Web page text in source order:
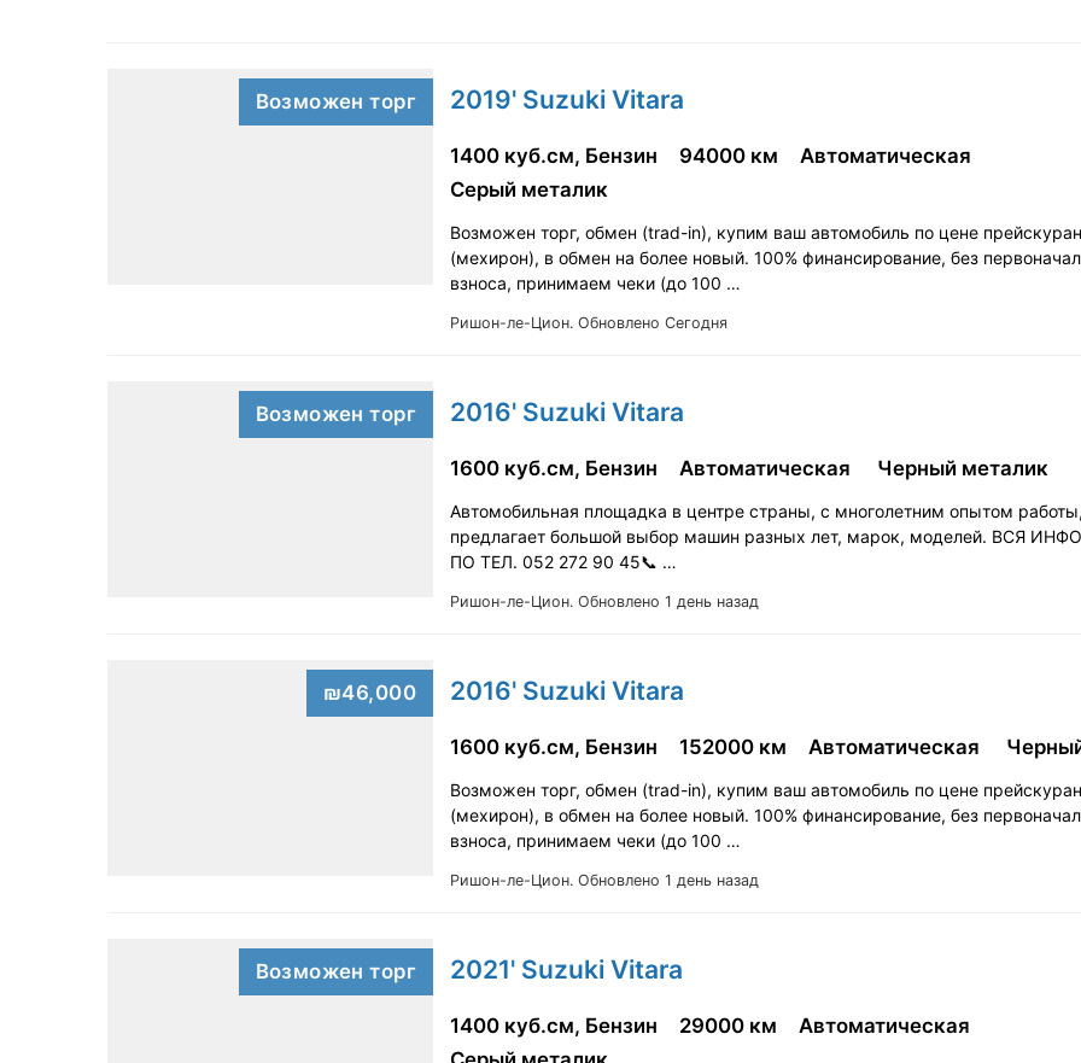
Возможен торг 2019' Suzuki Vitara
Ришон-ле-Цион. Обновлено Сегодня
1400 куб.см, Бензин 94000 км
Автоматическая
Серый металик
Возможен торг, обмен (trad-in), купим ваш автомобиль по цене
(мехирон), в обмен на более новый. 100% финансирование, без
взноса, принимаем чеки (до 100 …
Возможен торг 2016' Suzuki Vitara
Ришон-ле-Цион. Обновлено 1 день назад
1600 куб.см, Бензин Автоматическая Черный металик
Автомобильная площадка в центре страны, с многолетним опытом работы,
предлагает большой выбор машин разных лет, марок, моделей. ВСЯ
ПО ТЕЛ. 052 272 90 45📞 …
₪46,000 2016' Suzuki Vitara
Ришон-ле-Цион. Обновлено 1 день назад
1600 куб.см, Бензин 152000 км Автоматическая
Возможен торг, обмен (trad-in), купим ваш автомобиль по цене
(мехирон), в обмен на более новый. 100% финансирование, без
взноса, принимаем чеки (до 100 …
Возможен торг 2021' Suzuki Vitara
1400 куб.см, Бензин 29000 км
Автоматическая